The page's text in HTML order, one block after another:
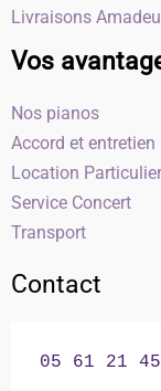
Livraisons
Vos
Nos pianos
Accord et entretien
Location Particulier
Service Concert
Transport
Contact
05 61 21